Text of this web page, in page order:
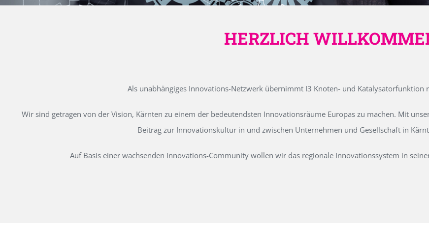
HERZLICH
Als unabhängiges Innovations-Netzwerk übernimmt I3 Knoten- und Katalysatorfunktion
Wir sind getragen von der Vision, Kärnten zu einem der bedeutendsten Innovationsräume Europas zu machen. Mit
Beitrag zur Innovationskultur in und zwischen Unternehmen und Gesellschaft in
Auf Basis einer wachsenden Innovations-Community wollen wir das regionale Innovationssystem in